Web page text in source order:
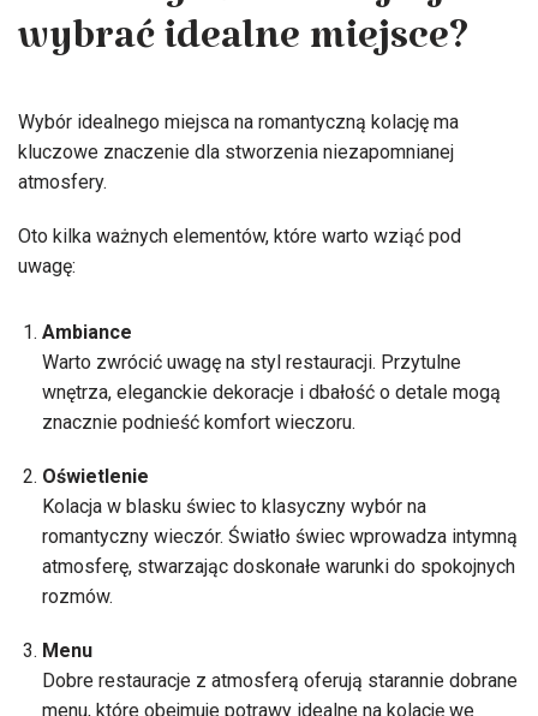
wybrać idealne miejsce?
Wybór idealnego miejsca na romantyczną kolację ma
kluczowe znaczenie dla stworzenia niezapomnianej
atmosfery.
Oto kilka ważnych elementów, które warto wziąć pod
uwagę:
Ambiance
Warto zwrócić uwagę na styl restauracji. Przytulne
wnętrza, eleganckie dekoracje i dbałość o detale mogą
znacznie podnieść komfort wieczoru.
Oświetlenie
Kolacja w blasku świec to klasyczny wybór na
romantyczny wieczór. Światło świec wprowadza intymną
atmosferę, stwarzając doskonałe warunki do spokojnych
rozmów.
Menu
Dobre restauracje z atmosferą oferują starannie dobrane
menu, które obejmuje potrawy idealne na kolację we